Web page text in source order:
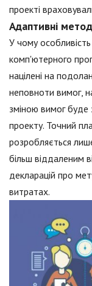
проекті
Адаптивні
У чому
комп'ютерного
націлені на
неповноти вимог,
зміною вимог буде
проекту. Точний
розробляється
більш віддаленим
декларацій про
витратах.